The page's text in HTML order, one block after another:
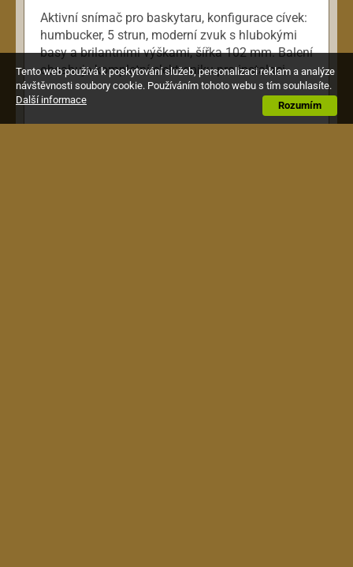
Aktivní snímač pro baskytaru, konfigurace cívek:
humbucker, 5 strun, moderní zvuk s hlubokými
basy a brilantními výškami, šířka 102 mm. Balení
obsahuje kompletní elektroniku pro instalaci. .
Tento web používá k poskytování služeb, personalizaci reklam a analýze
návštěvnosti soubory cookie. Používáním tohoto webu s tím souhlasíte.
Rozumím
Další informace